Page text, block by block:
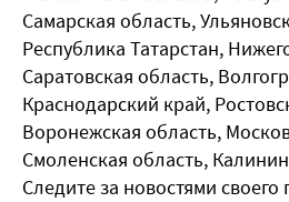
Самарская область,
Республика Татарстан,
Саратовская область,
Краснодарский край,
Воронежская область,
Смоленская область,
Следите за новостями своего